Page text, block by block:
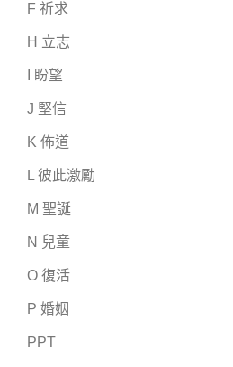
F 祈求
H 立志
I 盼望
J 堅信
K 佈道
L 彼此激勵
M 聖誕
N 兒童
O 復活
P 婚姻
PPT